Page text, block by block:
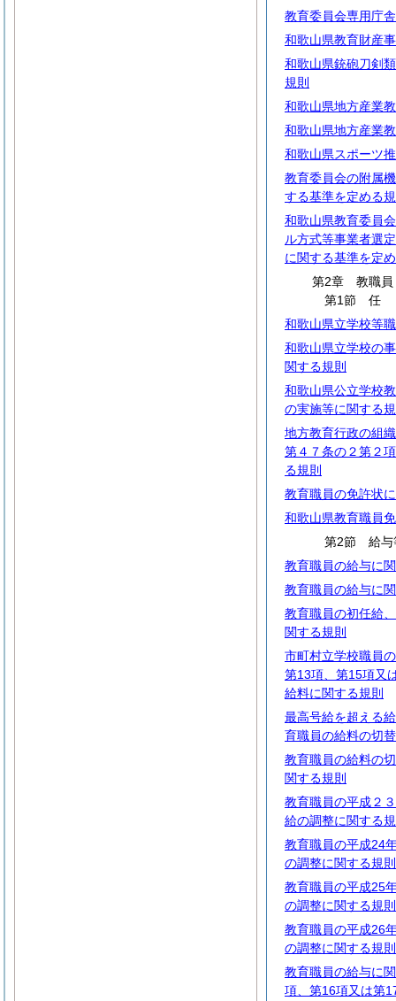
教育委員会専用庁
和歌山県教育財産
和歌山県銃砲刀剣
規則
和歌山県地方産業
和歌山県地方産業
和歌山県スポーツ
教育委員会の附属
する基準を定める
和歌山県教育委員
ル方式等事業者選
に関する基準を定
第2章 教職員
第1節 任
和歌山県立学校等
和歌山県立学校の
関する規則
和歌山県公立学校
の実施等に関する
地方教育行政の組
第４７条の２第２
る規則
教育職員の免許状
和歌山県教育職員
第2節 給与
教育職員の給与に
教育職員の給与に
教育職員の初任給
関する規則
市町村立学校職員
第13項、第15項又
給料に関する規則
最高号給を超える
育職員の給料の切
教育職員の給料の
関する規則
教育職員の平成２
給の調整に関する
教育職員の平成24
の調整に関する規則
教育職員の平成25
の調整に関する規則
教育職員の平成26
の調整に関する規則
教育職員の給与に
項、第16項又は第